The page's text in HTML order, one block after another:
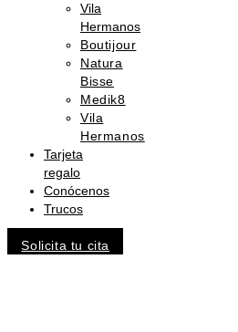
Vila
Hermanos
Boutijour
Natura
Bisse
Medik8
Vila
Hermanos
Tarjeta
regalo
Conócenos
Trucos
Solicita tu cita